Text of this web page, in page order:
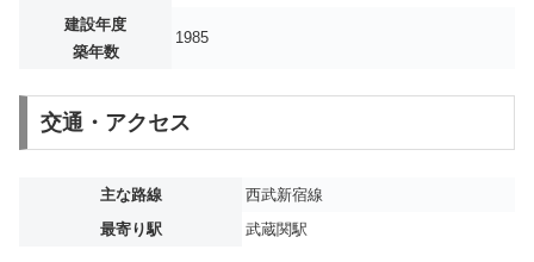
建設年度
築年数
1985
交通・アクセス
主な路線
西武新宿線
最寄り駅
武蔵関駅